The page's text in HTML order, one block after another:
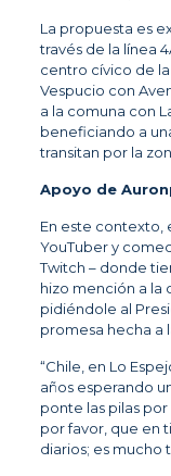
La propuesta es
través de la línea
centro cívico de
Vespucio con
a la comuna con
beneficiando a
transitan por la
Apoyo de
En este contexto,
YouTuber y
Twitch – donde
hizo mención a la
pidiéndole al
promesa hecha a
“Chile, en Lo
años esperando
ponte las pilas
por favor, que en
diarios; es mucho